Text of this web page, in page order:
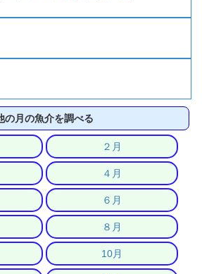
の月の魚介を調べる
２月
４月
６月
８月
10月